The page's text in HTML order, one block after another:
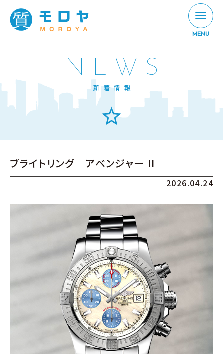
MENU
NEWS
新着情報
ブライトリング アベンジャー II
2026.04.24